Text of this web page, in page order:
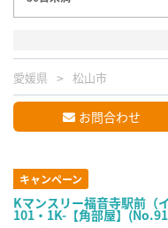
愛媛県 松山市
お問合わせ
キャンペーン
Kマンスリー福音寺駅前（
101・1K-【角部屋】